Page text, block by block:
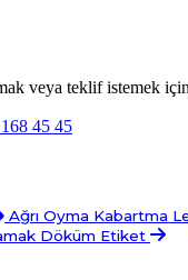
veya teklif istemek
45 45
Ağrı Oyma Kabartma
Döküm Etiket